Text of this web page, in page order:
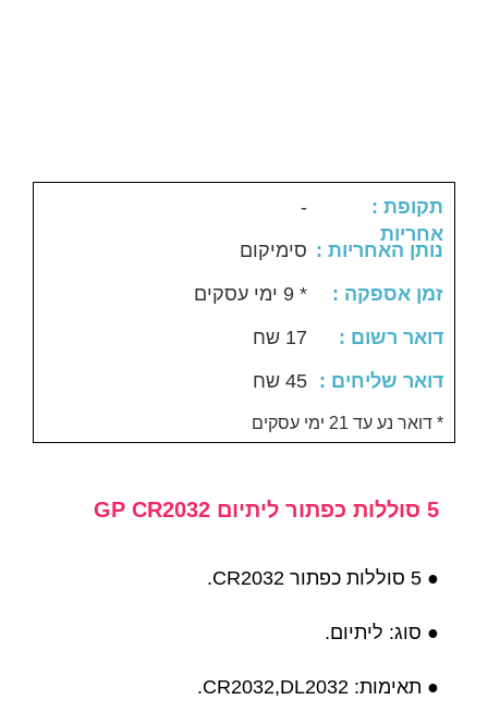
: תקופת
אחריות
-
: נותן האחריות
סימיקום
: זמן אספקה
* 9 ימי עסקים
: דואר רשום
17 שח
: דואר שליחים
45 שח
דואר נע עד 21 ימי עסקים *
5 סוללות כפתור ליתיום GP CR2032
● 5 סוללות כפתור CR2032.
● סוג: ליתיום.
● תאימות: CR2032,DL2032.